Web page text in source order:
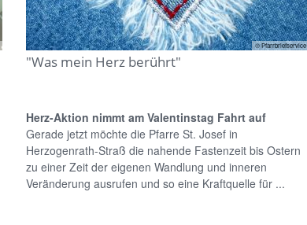
© Pfarrbriefservice
"Was mein Herz berührt"
Herz-Aktion nimmt am Valentinstag Fahrt auf
Gerade jetzt möchte die Pfarre St. Josef in
Herzogenrath-Straß die nahende Fastenzeit bis Ostern
zu einer Zeit der eigenen Wandlung und inneren
Veränderung ausrufen und so eine Kraftquelle für ...